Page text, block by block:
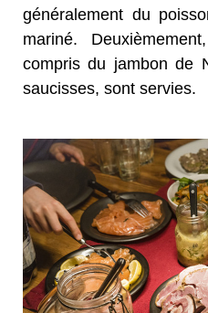
généralement du
mariné.
compris du jambon de
saucisses, sont servies.